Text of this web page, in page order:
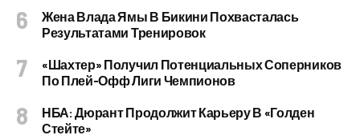
Жена Влада Ямы В Бикини Похвасталась
Результатами Тренировок
«Шахтер» Получил Потенциальных Соперников
По Плей-Офф Лиги Чемпионов
НБА: Дюрант Продолжит Карьеру В «Голден
Стейте»